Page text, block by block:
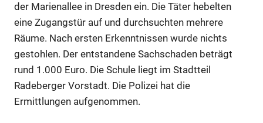
der Marienallee in Dresden ein. Die Täter hebelten
eine Zugangstür auf und durchsuchten mehrere
Räume. Nach ersten Erkenntnissen wurde nichts
gestohlen. Der entstandene Sachschaden beträgt
rund 1.000 Euro. Die Schule liegt im Stadtteil
Radeberger Vorstadt. Die Polizei hat die
Ermittlungen aufgenommen.